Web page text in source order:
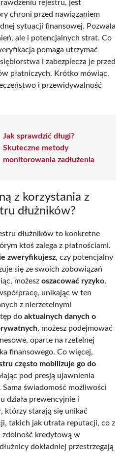
rejestru, jest
chroni przed nawiązaniem
sytuacji finansowej. Pozwala
ale i potencjalnych strat. Co
pomaga utrzymać
i zabezpiecza je przed
płatniczych. Krótko mówiąc,
i przewidywalność
Jak sprawdzić długi?
Skuteczne metody
monitorowania zadłużenia
z korzystania z
dłużników?
dłużników to konkretne
ktoś zalega z płatnościami.
zweryfikujesz, czy potencjalny
się ze swoich zobowiązań
możesz oszacować ryzyko,
unikając w ten
z nierzetelnymi
do aktualnych danych o
, możesz podejmować
oparte na rzetelnej
finansowego. Co więcej,
często mobilizuje go do
pod presją ujawnienia
Sama świadomość możliwości
działa prewencyjnie i
którzy starają się unikać
takich jak utrata reputacji, co z
zdolność kredytową w
dokładniej przestrzegają